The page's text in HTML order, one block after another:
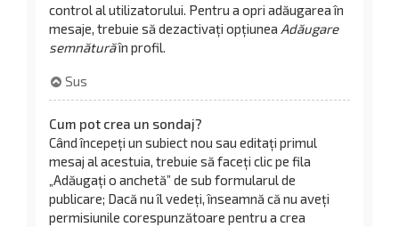
control al utilizatorului. Pentru a opri adăugarea în
mesaje, trebuie să dezactivați opțiunea Adăugare
semnăturăîn profil.
Sus
Cum pot crea un sondaj?
Când începeți un subiect nou sau editați primul
mesaj al acestuia, trebuie să faceți clic pe fila
„Adăugați o anchetă” de sub formularul de
publicare; Dacă nu îl vedeți, înseamnă că nu aveți
permisiunile corespunzătoare pentru a crea